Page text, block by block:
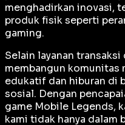
menghadirkan inovasi,
produk fisik seperti
gaming.
Selain layanan
membangun
edukatif dan hiburan di
sosial. Dengan
game Mobile Legends,
kami tidak hanya dalam